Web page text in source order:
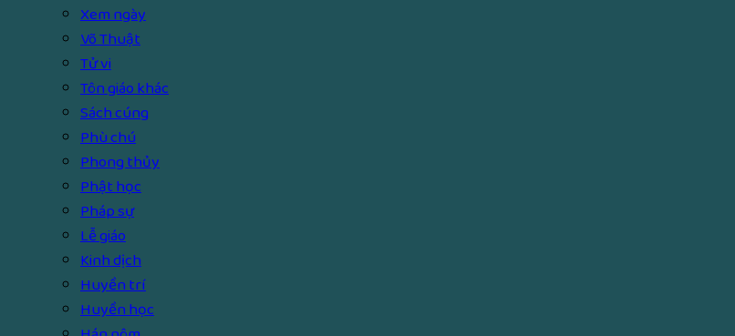
Xem ngày
Võ Thuật
Tử vi
Tôn giáo khác
Sách cúng
Phù chú
Phong thủy
Phật học
Pháp sự
Lễ giáo
Kinh dịch
Huyền trí
Huyền học